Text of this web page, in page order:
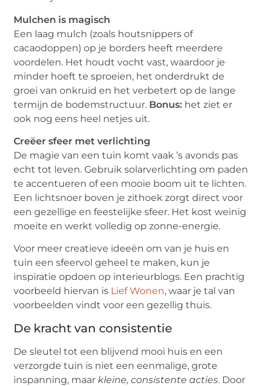
Mulchen is magisch
Een laag mulch (zoals houtsnippers of
cacaodoppen) op je borders heeft meerdere
voordelen. Het houdt vocht vast, waardoor je
minder hoeft te sproeien, het onderdrukt de
groei van onkruid en het verbetert op de lange
termijn de bodemstructuur. Bonus: het ziet er
ook nog eens heel netjes uit.
Creëer sfeer met verlichting
De magie van een tuin komt vaak ’s avonds pas
echt tot leven. Gebruik solarverlichting om paden
te accentueren of een mooie boom uit te lichten.
Een lichtsnoer boven je zithoek zorgt direct voor
een gezellige en feestelijke sfeer. Het kost weinig
moeite en werkt volledig op zonne-energie.
Voor meer creatieve ideeën om van je huis en
tuin een sfeervol geheel te maken, kun je
inspiratie opdoen op interieurblogs. Een prachtig
voorbeeld hiervan is Lief Wonen, waar je tal van
voorbeelden vindt voor een gezellig thuis.
De kracht van consistentie
De sleutel tot een blijvend mooi huis en een
verzorgde tuin is niet een eenmalige, grote
inspanning, maar kleine, consistente acties. Door